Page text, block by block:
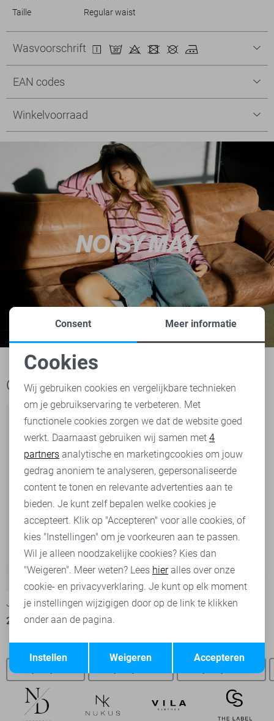
Taille
Regular waist
Wasvoorschrift
EAN codes
Winkelvoorraad
Ook het bekijken waard
-50%
Jacqueline de Yong Broek
20,00 39,99
Tall
Ydence Broek
Noodzakelijke cookies
Personalisatie cookies
Analytische cookies
Marketing cookies
Terug Opslaan
Consent Meer informatie
Cookies
Wij gebruiken cookies en vergelijkbare technieken
om je gebruikservaring te verbeteren. Met
functionele cookies zorgen we dat de website goed
werkt. Daarnaast gebruiken wij samen met 4
partners analytische en marketingcookies om jouw
gedrag anoniem te analyseren, gepersonaliseerde
content te tonen en relevante advertenties aan te
bieden. Je kunt zelf bepalen welke cookies je
accepteert. Klik op "Accepteren" voor alle cookies, of
kies "Instellingen" om je voorkeuren aan te passen.
Wil je alleen noodzakelijke cookies? Kies dan
"Weigeren". Meer weten? Lees hieralles over onze
cookie- en privacyverklaring. Je kunt op elk moment
je instellingen wijzigigen door op de link te klikken
onder aan de pagina.
Accepteren
Weigeren
Instellen